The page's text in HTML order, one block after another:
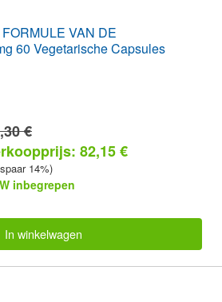
VAN DE
60 Vegetarische Capsules
€
82,15 €
14%)
inbegrepen
In winkelwagen